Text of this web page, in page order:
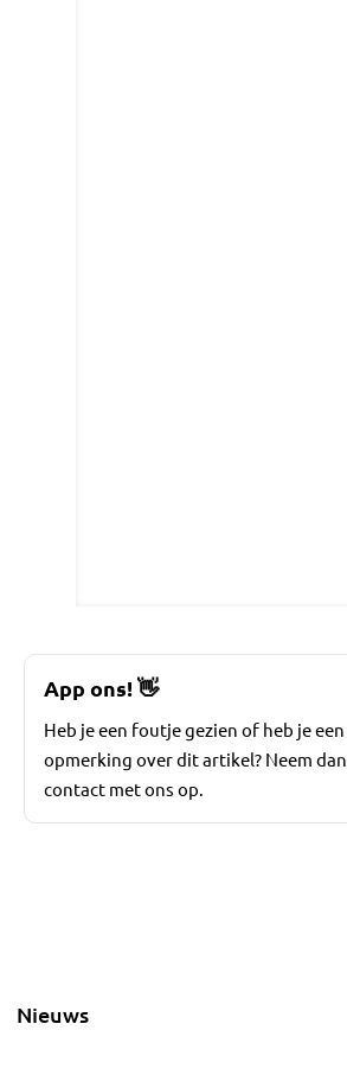
App ons!👋
Heb je een foutje gezien of heb je een
opmerking over dit artikel? Neem dan
contact met ons op.
Nieuws